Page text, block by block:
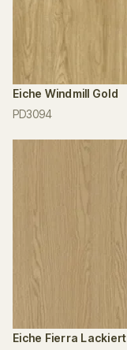
Eiche Windmill Gold
PD3094
Eiche Fierra Lackiert